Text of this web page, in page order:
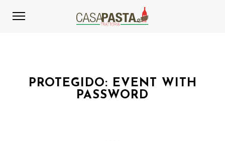
PROTEGIDO: EVENT WITH
PASSWORD